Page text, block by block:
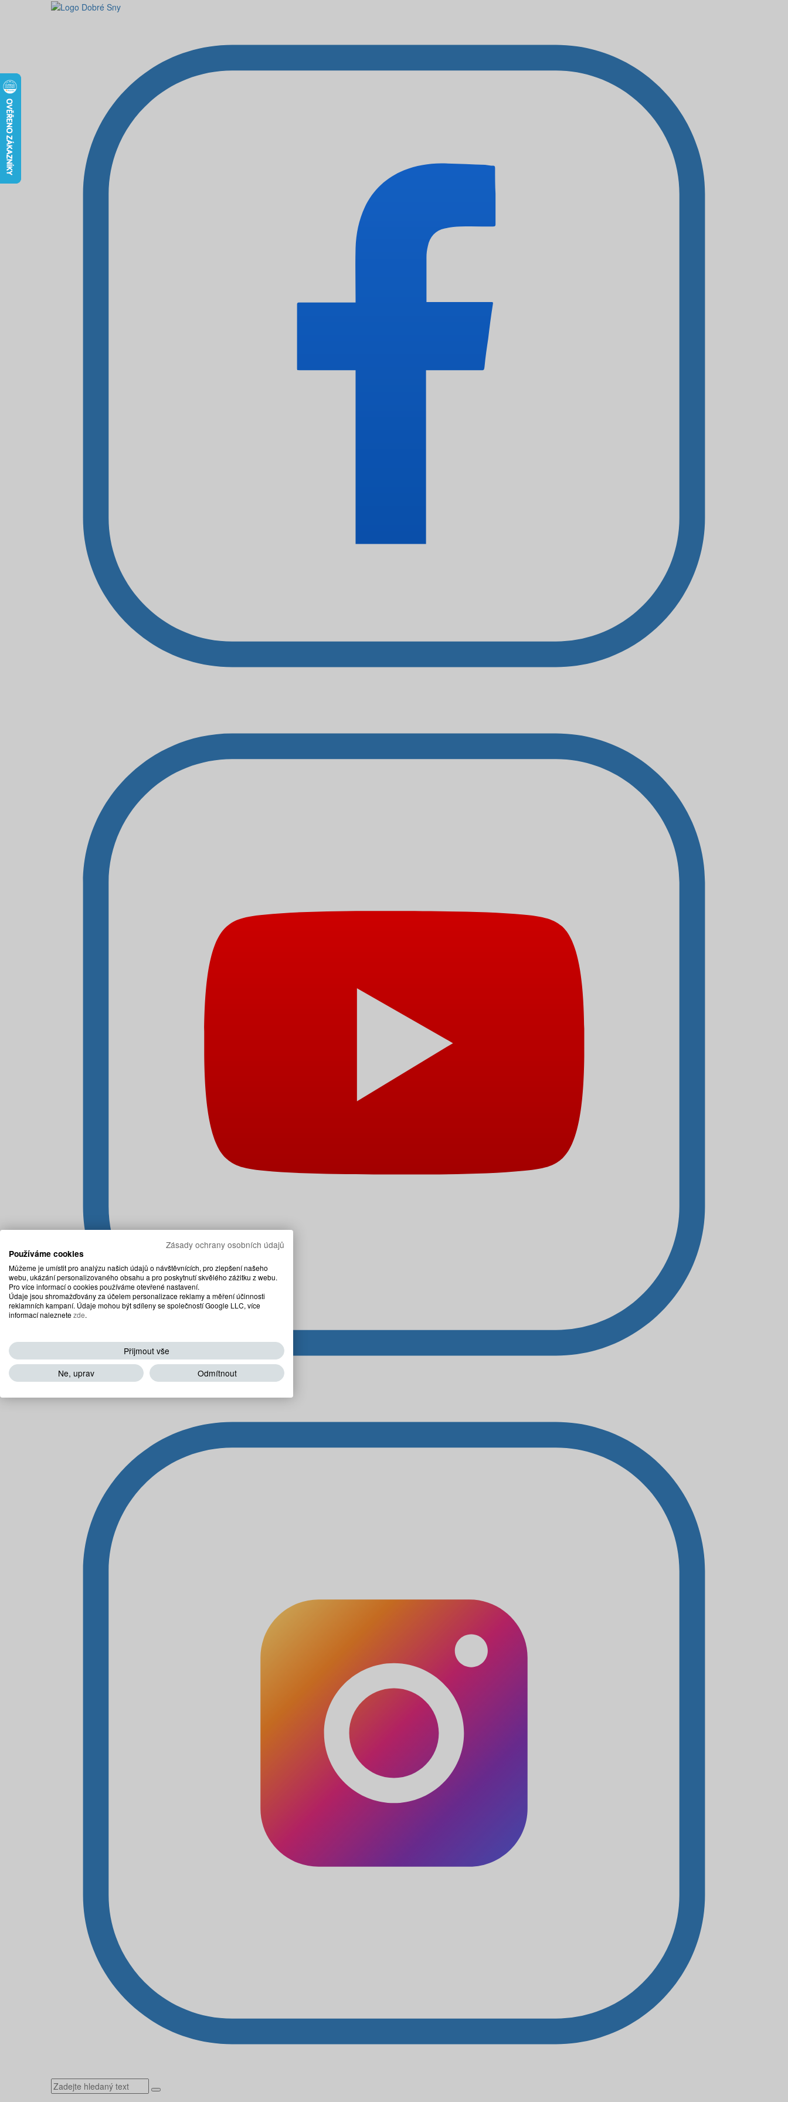
Zásady ochrany osobních údajů
Používáme cookies
Můžeme je umístit pro analýzu našich údajů o návštěvnících, pro zlepšení našeho
webu, ukázání personalizovaného obsahu a pro poskytnutí skvělého zážitku z webu.
Pro více informací o cookies používáme otevřené nastavení.
Údaje jsou shromažďovány za účelem personalizace reklamy a měření účinnosti
reklamních kampaní. Údaje mohou být sdíleny se společností Google LLC, více
informací naleznetezde.
Přijmout vše
Ne, uprav
Odmítnout